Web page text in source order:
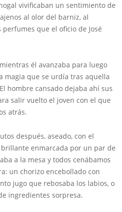
vivificaban un sentimiento de
al olor del barniz, al
que el oficio de José
él avanzaba para luego
magia que se urdía tras aquella
hombre cansado dejaba ahí sus
salir vuelto el joven con el que
atrás.
después, aseado, con el
enmarcada por un par de
a la mesa y todos cenábamos
un chorizo encebollado con
jugo que rebosaba los labios, o
ingredientes sorpresa.